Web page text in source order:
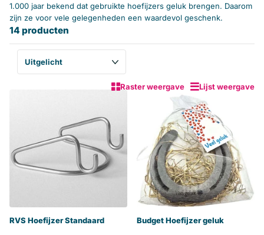
1.000 jaar bekend dat gebruikte hoefijzers geluk brengen. Daarom
zijn ze voor vele gelegenheden een waardevol geschenk.
14 producten
Raster weergave Lijst weergave
RVS Hoefijzer Standaard Budget Hoefijzer geluk